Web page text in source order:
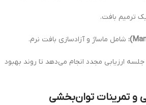
ترمیم بافت.
شامل ماساژ و آزادسازی بافت نرم.
درمانگر معمولاً بعد از ۸ تا ۱۲ جلسه ارزیابی مجدد انجام می‌دهد تا روند بهبود